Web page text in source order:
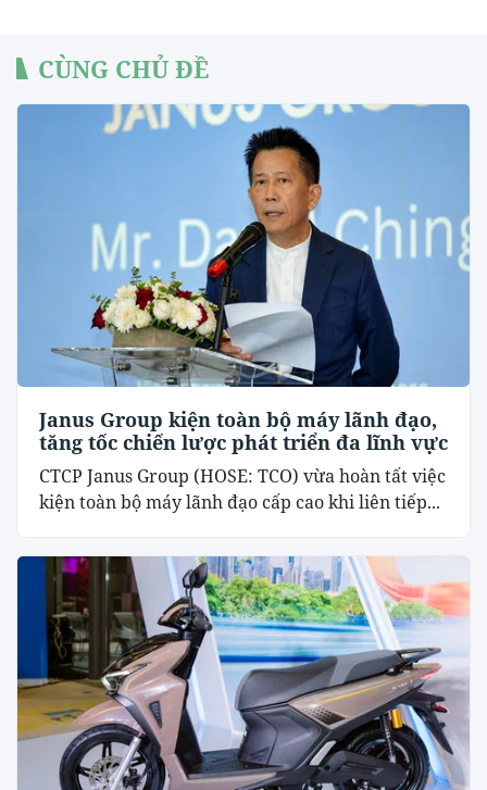
CÙNG CHỦ ĐỀ
Janus Group kiện toàn bộ máy lãnh đạo,
tăng tốc chiến lược phát triển đa lĩnh vực
CTCP Janus Group (HOSE: TCO) vừa hoàn tất việc
kiện toàn bộ máy lãnh đạo cấp cao khi liên tiếp...